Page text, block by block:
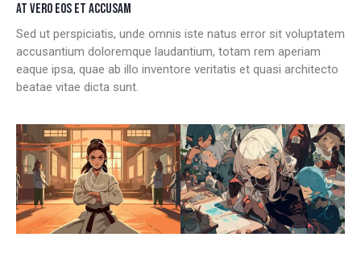
AT VERO EOS ET ACCUSAM
Sed ut perspiciatis, unde omnis iste natus error sit voluptatem
accusantium doloremque laudantium, totam rem aperiam
eaque ipsa, quae ab illo inventore veritatis et quasi architecto
beatae vitae dicta sunt.